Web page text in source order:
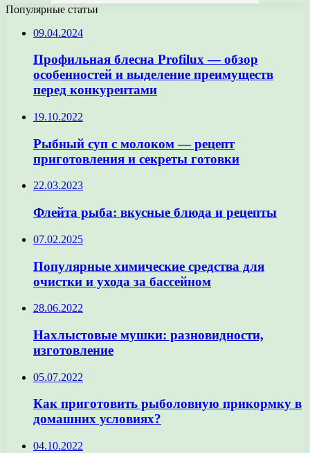
Популярные статьи
09.04.2024
Профильная блесна Profilux — обзор
особенностей и выделение преимуществ
перед конкурентами
19.10.2022
Рыбный суп с молоком — рецепт
приготовления и секреты готовки
22.03.2023
Флейта рыба: вкусные блюда и рецепты
07.02.2025
Популярные химические средства для
очистки и ухода за бассейном
28.06.2022
Нахлыстовые мушки: разновидности,
изготовление
05.07.2022
Как приготовить рыболовную прикормку в
домашних условиях?
04.10.2022